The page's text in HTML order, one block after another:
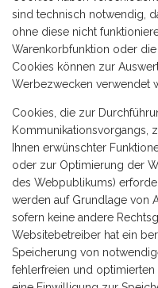
sind technisch notwendig,
ohne diese nicht
Warenkorbfunktion oder
Cookies können zur
Werbezwecken verwendet
Cookies, die zur
Kommunikationsvorgangs,
Ihnen erwünschter
oder zur Optimierung der
des Webpublikums)
werden auf Grundlage von
sofern keine andere
Websitebetreiber hat ein
Speicherung von
fehlerfreien und optimierten